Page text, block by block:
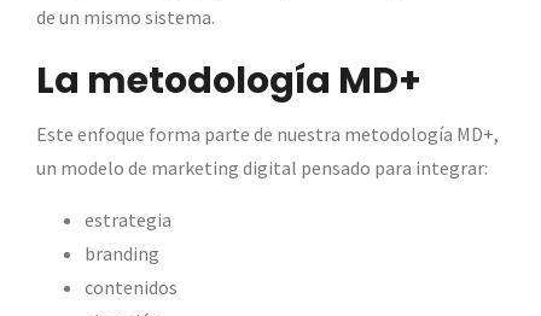
de un mismo sistema.
La metodología MD+
Este enfoque forma parte de nuestra metodología MD+,
un modelo de marketing digital pensado para integrar:
estrategia
branding
contenidos